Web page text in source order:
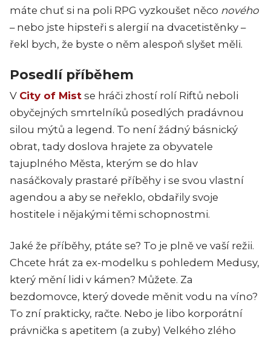
máte chuť si na poli RPG vyzkoušet něco nového
– nebo jste hipsteři s alergií na dvacetistěnky –
řekl bych, že byste o něm alespoň slyšet měli.
Posedlí příběhem
V City of Mist se hráči zhostí rolí Riftů neboli
obyčejných smrtelníků posedlých pradávnou
silou mýtů a legend. To není žádný básnický
obrat, tady doslova hrajete za obyvatele
tajuplného Města, kterým se do hlav
nasáčkovaly prastaré příběhy i se svou vlastní
agendou a aby se neřeklo, obdařily svoje
hostitele i nějakými těmi schopnostmi.
Jaké že příběhy, ptáte se? To je plně ve vaší režii.
Chcete hrát za ex-modelku s pohledem Medusy,
který mění lidi v kámen? Můžete. Za
bezdomovce, který dovede měnit vodu na víno?
To zní prakticky, račte. Nebo je libo korporátní
právnička s apetitem (a zuby) Velkého zlého